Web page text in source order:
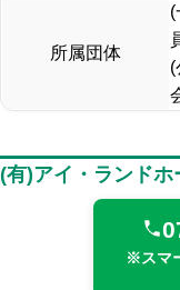
所属団体
(
(
(有)アイ・ランド
※スマ